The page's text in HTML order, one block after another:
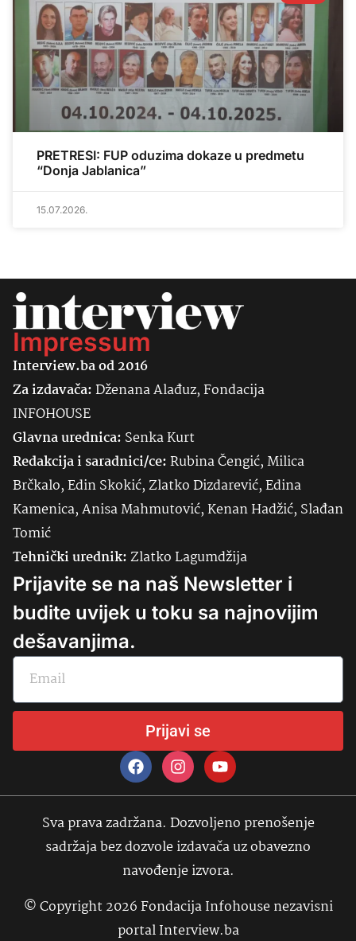
PRETRESI: FUP oduzima dokaze u predmetu
“Donja Jablanica”
15.07.2026.
Impressum
Interview.ba od 2016
Za izdavača:Dženana Alađuz, Fondacija
INFOHOUSE
Glavna urednica: SenkaKurt
Redakcija i saradnici/ce:Rubina Čengić, Milica
Brčkalo, Edin Skokić, Zlatko Dizdarević, Edina
Kamenica, Anisa Mahmutović, Kenan Hadžić, Slađan
Tomić
Tehnički urednik:Zlatko Lagumdžija
Prijavite se na naš Newsletter i
budite uvijek u toku sa najnovijim
dešavanjima.
Prijavi se
Sva prava zadržana. Dozvoljeno prenošenje
sadržaja bez dozvole izdavača uz obavezno
navođenje izvora.
© Copyright 2026 Fondacija Infohouse nezavisni
portal Interview.ba